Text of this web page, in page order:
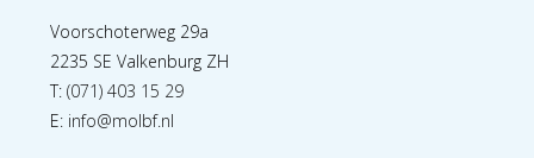
Voorschoterweg 29a
2235 SE Valkenburg ZH
T:(071) 403 15 29
E: info@molbf.nl